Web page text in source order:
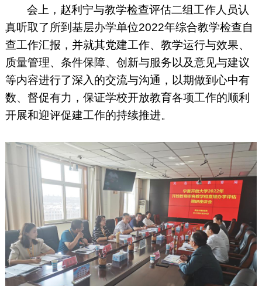
会上，赵利宁与教学检查评估二组工作人员认
真听取了所到基层办学单位2022年综合教学检查自
查工作汇报，并就其党建工作、教学运行与效果、
质量管理、条件保障、创新与服务以及意见与建议
等内容进行了深入的交流与沟通，以期做到心中有
数、督促有力，保证学校开放教育各项工作的顺利
开展和迎评促建工作的持续推进。